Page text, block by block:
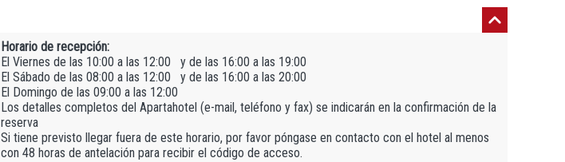
Horario de recepción:
El Viernes de las 10:00 a las 12:00 y de las 16:00 a las 19:00
El Sábado de las 08:00 a las 12:00 y de las 16:00 a las 20:00
El Domingo de las 09:00 a las 12:00
Los detalles completos del Apartahotel (e-mail, teléfono y fax) se indicarán en la confirmación de la
reserva
Si tiene previsto llegar fuera de este horario, por favor póngase en contacto con el hotel al menos
con 48 horas de antelación para recibir el código de acceso.